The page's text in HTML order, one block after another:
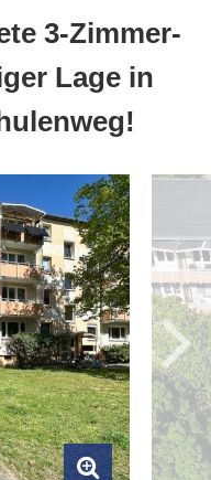
3-Zimmer-
Lage in